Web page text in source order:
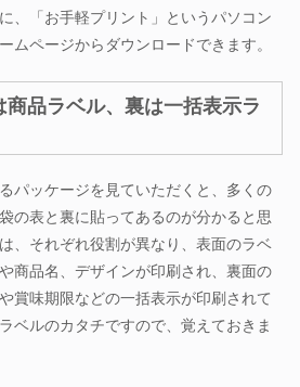
、「お手軽プリント」というパソコン
ムページからダウンロードできます。
品ラベル、裏は一括表示ラ
パッケージを見ていただくと、多くの
の表と裏に貼ってあるのが分かると思
、それぞれ役割が異なり、表面のラベ
商品名、デザインが印刷され、裏面の
賞味期限などの一括表示が印刷されて
ベルのカタチですので、覚えておきま